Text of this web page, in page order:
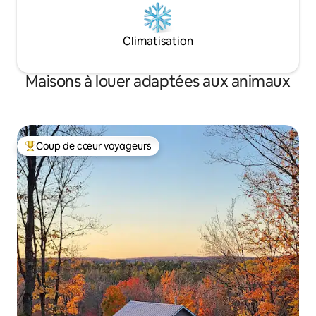
Climatisation
Maisons à louer adaptées aux animaux
Coup de cœur voyageurs parmi les plus aimés
Coup de cœur voyageurs